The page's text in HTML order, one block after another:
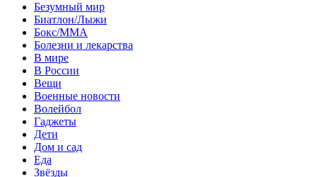
Безумный мир
Биатлон/Лыжи
Бокс/MMA
Болезни и лекарства
В мире
В России
Вещи
Военные новости
Волейбол
Гаджеты
Дети
Дом и сад
Еда
Звёзды